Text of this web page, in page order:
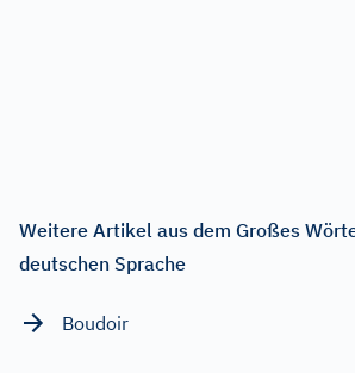
Weitere Artikel aus dem Großes
deutschen Sprache
Boudoir